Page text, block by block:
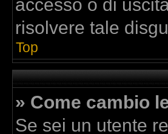
accesso o di
risolvere tale
Top
» Come cambio
Se sei un utente